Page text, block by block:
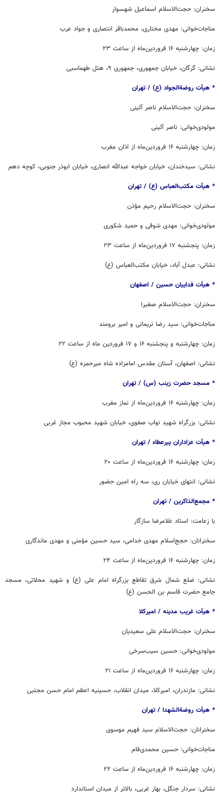
سخنران: حجت‌الاسلام اسماعیل شهسوار
مناجات‌خوانی: مهدی مختاری، محمدباقر انتصاری و جواد عرب
زمان: چهارشنبه ۱۶ فروردین‌ماه از ساعت ۲۳
نشانی: گرگان، خیابان جمهوری، جمهوری ۹، هتل طهماسبی
* هیأت روضةالجواد (ع) / ‏‬تهران
سخنران: حجت‌الاسلام ناصر آئینی
مولودی‌خوانی: ناصر آئینی
زمان: چهارشنبه ۱۶ فروردین‌ماه از اذان مغرب
نشانی: سیدخندان، خیابان خواجه عبدالله انصاری، خیابان ابوذر جنوبی، کوچه دهم
* هیأت مکتب‌العباس (ع) / ‏‬تهران
سخنران: حجت‌الاسلام رحیم مؤذن
مولودی‌خوانی: مهدی شوقی و حمید شکوری
زمان: پنجشنبه ۱۷ فروردین‌ماه از ساعت ۲۳
نشانی: عبدل آباد، خیابان مکتب‌العباس (ع)
* هیأت فداییان حسین / ‏اصفهان
سخنران: حجت‌الاسلام صغیرا
مناجات‌خوانی: سید رضا نریمانی و امیر برومند
زمان: چهارشنبه و پنجشنبه ١۶ و ١٧ فروردین ماه از ساعت ۲۲
نشانی: اصفهان، آستان مقدس امامزاده شاه میرحمزه (ع)
* مسجد حضرت زینب (س) / ‏‬تهران
زمان: چهارشنبه ۱۶ فروردین‌ماه از نماز مغرب
نشانی: بزرگراه شهید نواب صفوی، خیابان شهید محبوب مجاز غربی
* هیأت عزاداران پیرعطاء / ‏‬تهران
زمان: چهارشنبه ۱۶ فروردین‌ماه از ساعت ۲۰
نشانی: انتهای خیابان ری، سه راه امین حضور
* مجمع‌الذاکرین / ‏تهران
با زعامت: استاد غلامرضا سازگار
سخنرانان: حجج‌اسلام مهدی خدامی، سید حسین مؤمنی و مهدی ماندگاری
زمان: چهارشنبه ۱۶ فروردین‌ماه از ساعت ۲۴
نشانی: ضلع شمال شرق تقاطع بزرگراه امام علی (ع) و شهید محلاتی، مسجد
جامع حضرت قاسم بن الحسن (ع)
* هیأت غریب مدینه / ‏امیرکلا
سخنران: حجت‌الاسلام علی سعیدیان
مولودی‌خوانی: حسین سیب‌سرخی
زمان: چهارشنبه ۱۶ فروردین‌ماه از ساعت ۲۱
نشانی: مازندران، امیرکلا، میدان انقلاب، حسینیه اعظم امام حسن مجتبی
* هیأت روضةالشهدا / ‏‬تهران
سخنرانان: حجت‌الاسلام سید فهیم موسوی
مناجات‌خوانی: حسین محمدی‌فام
زمان: چهارشنبه ۱۶ فروردین‌ماه از ساعت ۲۲
نشانی: سردار جنگل، بهار غربی، بالاتر از میدان استاندارد